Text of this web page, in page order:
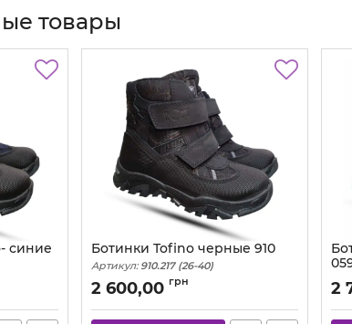
товары
синие
Ботинки Tofino черные 910
Артикул: 910.217 (26-40)
2 600,00 грн 2